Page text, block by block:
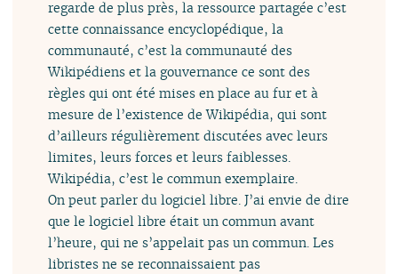
regarde de plus près, la ressource partagée c’est
cette connaissance encyclopédique, la
communauté, c’est la communauté des
Wikipédiens et la gouvernance ce sont des
règles qui ont été mises en place au fur et à
mesure de l’existence de Wikipédia, qui sont
d’ailleurs régulièrement discutées avec leurs
limites, leurs forces et leurs faiblesses.
Wikipédia, c’est le commun exemplaire.
On peut parler du logiciel libre. J’ai envie de dire
que le logiciel libre était un commun avant
l’heure, qui ne s’appelait pas un commun. Les
libristes ne se reconnaissaient pas